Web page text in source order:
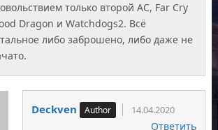
только второй АС, Far Cry
Dragon и Watchdogs2. Всё
либо заброшено, либо даже не
Deckven 14.04.2020
Ответить